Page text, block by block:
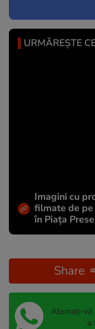
URMĂREȘTE
Imagini cu
filmate de pe
în Piața
Share
Abonați-vă
a